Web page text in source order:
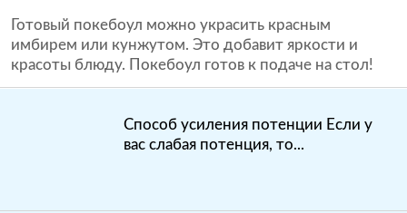
Готовый покебоул можно украсить красным
имбирем или кунжутом. Это добавит яркости и
красоты блюду. Покебоул готов к подаче на стол!
Способ усиления потенции Если у
вас слабая потенция, то...